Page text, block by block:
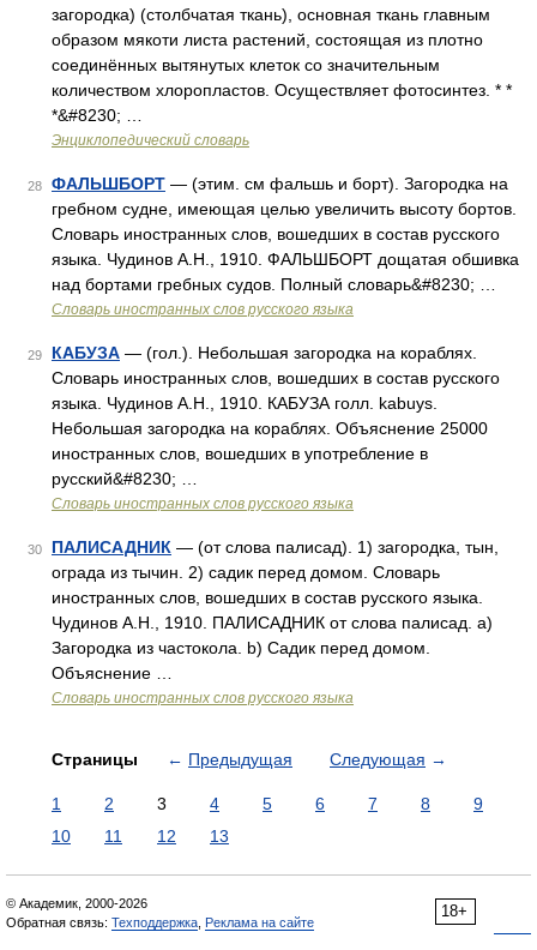
загородка) (столбчатая ткань), основная ткань главным
образом мякоти листа растений, состоящая из плотно
соединённых вытянутых клеток со значительным
количеством хлоропластов. Осуществляет фотосинтез. * *
*&#8230; …
Энциклопедический словарь
28 ФАЛЬШБОРТ — (этим. см фальшь и борт). Загородка на
гребном судне, имеющая целью увеличить высоту бортов.
Словарь иностранных слов, вошедших в состав русского
языка. Чудинов А.Н., 1910. ФАЛЬШБОРТ дощатая обшивка
над бортами гребных судов. Полный словарь&#8230; …
Словарь иностранных слов русского языка
29 КАБУЗА — (гол.). Небольшая загородка на кораблях.
Словарь иностранных слов, вошедших в состав русского
языка. Чудинов А.Н., 1910. КАБУЗА голл. kabuys.
Небольшая загородка на кораблях. Объяснение 25000
иностранных слов, вошедших в употребление в
русский&#8230; …
Словарь иностранных слов русского языка
30 ПАЛИСАДНИК — (от слова палисад). 1) загородка, тын,
ограда из тычин. 2) садик перед домом. Словарь
иностранных слов, вошедших в состав русского языка.
Чудинов А.Н., 1910. ПАЛИСАДНИК от слова палисад. а)
Загородка из частокола. b) Садик перед домом.
Объяснение …
Словарь иностранных слов русского языка
Страницы ← Предыдущая Следующая →
1 2 3 4 5 6 7 8
9
10
11 12 13
18+
© Академик, 2000-2026
Обратная связь: Техподдержка Реклама на сайте